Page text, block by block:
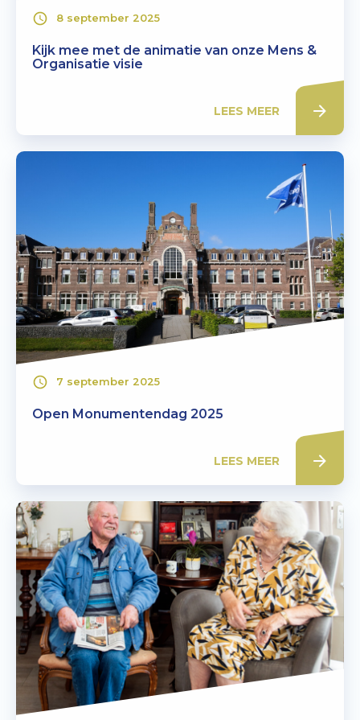
Kijk mee met de animatie van onze Mens &
Organisatie visie
8 september 2025
LEES MEER
Open Monumentendag 2025
7 september 2025
LEES MEER